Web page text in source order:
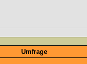
Umfrage